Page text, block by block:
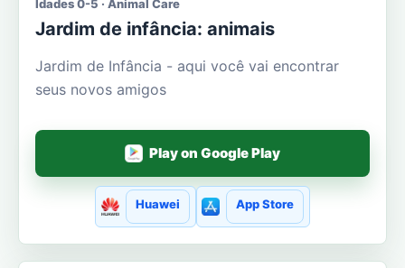
Idades 0-5 · Animal Care
Jardim de infância: animais
Jardim de Infância - aqui você vai encontrar
seus novos amigos
Play on Google Play
Huawei App Store